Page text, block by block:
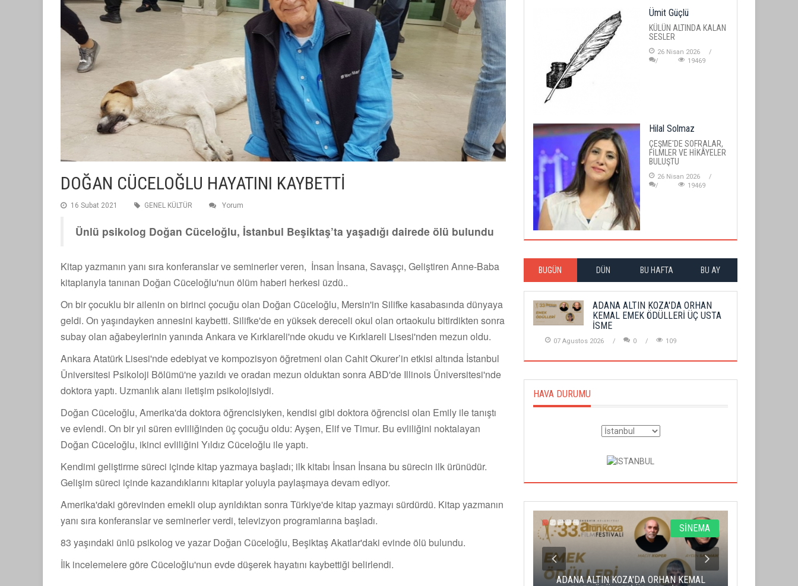
DOĞAN CÜCELOĞLU HAYATINI KAYBETTİ
16 Subat 2021 GENEL KÜLTÜR Yorum
Ünlü psikolog Doğan Cüceloğlu, İstanbul Beşiktaş’ta yaşadığı dairede ölü bulundu
Kitap yazmanın yanı sıra konferanslar ve seminerler veren, İnsan İnsana, Savaşçı, Geliştiren Anne-Baba
kitaplarıyla tanınan Doğan Cüceloğlu'nun ölüm haberi herkesi üzdü..
On bir çocuklu bir ailenin on birinci çocuğu olan Doğan Cüceloğlu, Mersin'in Silifke kasabasında dünyaya
geldi. On yaşındayken annesini kaybetti. Silifke'de en yüksek dereceli okul olan ortaokulu bitirdikten sonra
subay olan ağabeylerinin yanında Ankara ve Kırklareli'nde okudu ve Kırklareli Lisesi'nden mezun oldu.
Ankara Atatürk Lisesi'nde edebiyat ve kompozisyon öğretmeni olan Cahit Okurer’in etkisi altında İstanbul
Üniversitesi Psikoloji Bölümü'ne yazıldı ve oradan mezun olduktan sonra ABD'de Illinois Üniversitesi'nde
doktora yaptı. Uzmanlık alanı iletişim psikolojisiydi.
Doğan Cüceloğlu, Amerika'da doktora öğrencisiyken, kendisi gibi doktora öğrencisi olan Emily ile tanıştı
ve evlendi. On bir yıl süren evliliğinden üç çocuğu oldu: Ayşen, Elif ve Timur. Bu evliliğini noktalayan
Doğan Cüceloğlu, ikinci evliliğini Yıldız Cüceloğlu ile yaptı.
Kendimi geliştirme süreci içinde kitap yazmaya başladı; ilk kitabı İnsan İnsana bu sürecin ilk ürünüdür.
Gelişim süreci içinde kazandıklarını kitaplar yoluyla paylaşmaya devam ediyor.
Amerika'daki görevinden emekli olup ayrıldıktan sonra Türkiye'de kitap yazmayı sürdürdü. Kitap yazmanın
yanı sıra konferanslar ve seminerler verdi, televizyon programlarına başladı.
83 yaşındaki ünlü psikolog ve yazar Doğan Cüceloğlu, Beşiktaş Akatlar'daki evinde ölü bulundu.
İlk incelemelere göre Cüceloğlu'nun evde düşerek hayatını kaybettiği belirlendi.
Ümit Güçlü
KÜLÜN ALTINDA KALAN
SESLER
26 Nisan 2026
19469
Hilal Solmaz
ÇEŞME'DE SOFRALAR,
FİLMLER VE HİKÂYELER
BULUŞTU
26 Nisan 2026
19469
BUGÜN DÜN BU HAFTA BU AY
ADANA ALTIN KOZA'DA ORHAN
KEMAL EMEK ÖDÜLLERİ ÜÇ USTA
İSME
07 Agustos 2026 0 109
HAVA DURUMU
SİNEMA
ADANA ALTIN KOZA'DA ORHAN KEMAL